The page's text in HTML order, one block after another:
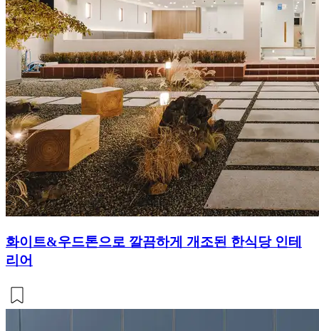
화이트&우드톤으로 깔끔하게 개조된 한식당 인테
리어